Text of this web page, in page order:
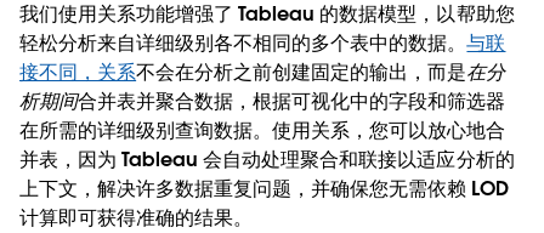
我们使用关系功能增强了 Tableau 的数据模型，以帮助您
轻松分析来自详细级别各不相同的多个表中的数据。与联
接不同，关系不会在分析之前创建固定的输出，而是在分
析期间合并表并聚合数据，根据可视化中的字段和筛选器
在所需的详细级别查询数据。使用关系，您可以放心地合
并表，因为 Tableau 会自动处理聚合和联接以适应分析的
上下文，解决许多数据重复问题，并确保您无需依赖 LOD
计算即可获得准确的结果。